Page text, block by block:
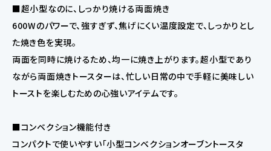
■超小型なのに、しっかり焼ける両面焼き
600Wのパワーで、強すぎず、焦げにくい温度設定で、しっかりとし
た焼き色を実現。
両面を同時に焼けるため、均一に焼き上がります。超小型であり
ながら両面焼きトースターは、忙しい日常の中で手軽に美味しい
トーストを楽しむための心強いアイテムです。
■コンベクション機能付き
コンパクトで使いやすい「小型コンベクションオーブントースタ